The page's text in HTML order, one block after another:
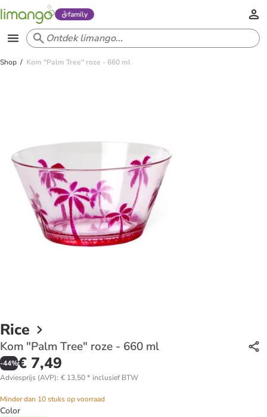
family
Shop Kom "Palm Tree" roze - 660 ml
Rice
Kom "Palm Tree" roze - 660 ml
-44%€ 7,49
Adviesprijs (AVP): € 13,50* inclusief BTW
Minder dan 10 stuks op voorraad
Color